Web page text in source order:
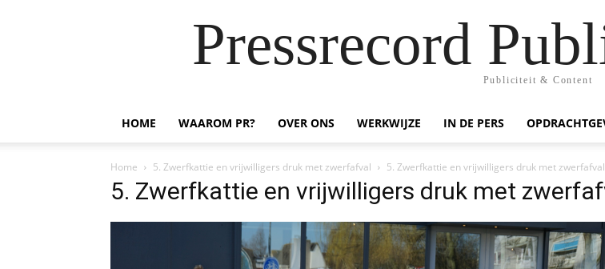
Pressrecord
Publiciteit & Content
HOME WAAROM PR? OVER ONS WERKWIJZE IN DE PERS
Home 5. Zwerfkattie en vrijwilligers druk met zwerfafval 5. Zwerfkattie en vrijwilligers druk met zwerfafval
5. Zwerfkattie en vrijwilligers druk met